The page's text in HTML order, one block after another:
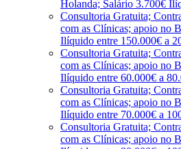
Holanda; Salário 3.700€
Consultoria Gratuita;
com as Clínicas; apoio no
Ilíquido entre 150.000€ a
Consultoria Gratuita;
com as Clínicas; apoio no
Ilíquido entre 60.000€ a
Consultoria Gratuita;
com as Clínicas; apoio no
Ilíquido entre 70.000€ a
Consultoria Gratuita;
com as Clínicas; apoio no